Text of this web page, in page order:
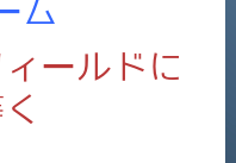
ム
ールドに